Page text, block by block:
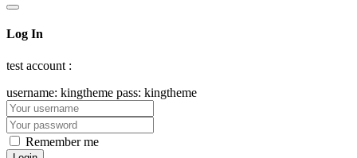
Log In
test account :
username: kingtheme pass: kingtheme
Remember me